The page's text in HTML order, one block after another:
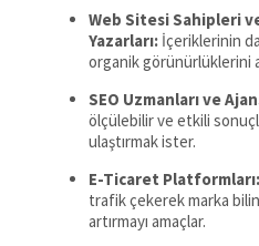
Web Sitesi Sahipleri
Yazarları: İçeriklerinin
organik görünürlüklerini
SEO Uzmanları ve
ölçülebilir ve etkili
ulaştırmak ister.
E-Ticaret Platformları:
trafik çekerek marka
artırmayı amaçlar.